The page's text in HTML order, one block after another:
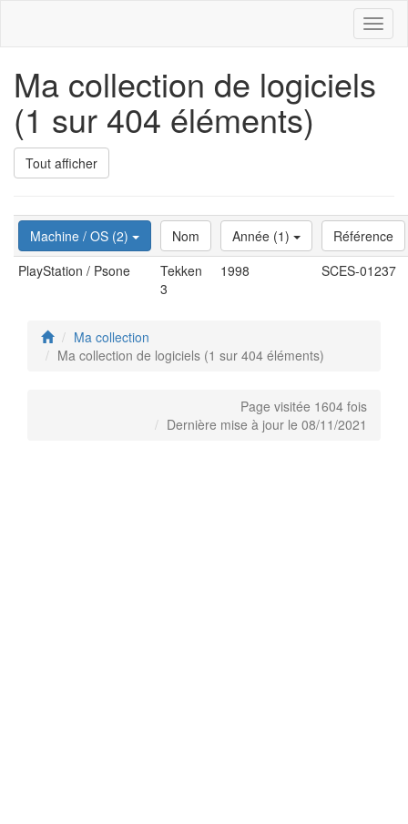
Ma collection de logiciels
(1 sur 404 éléments)
Tout afficher
Machine / OS (2) Nom Année (1)
Référence
PlayStation / Psone
Tekken
3
1998 SCES-01237
Ma collection
Ma collection de logiciels (1 sur 404 éléments)
Page visitée 1604 fois
Dernière mise à jour le 08/11/2021